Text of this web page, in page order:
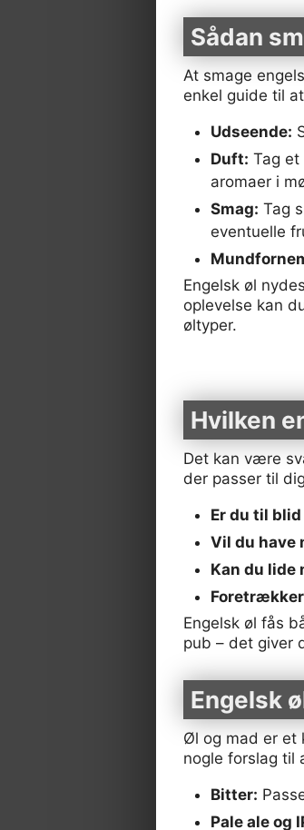
Sådan
At smage
enkel guide til
Udseende:
Duft: Tag
aromaer i
Smag: Tag
eventuelle
Engelsk øl
oplevelse kan
øltyper.
Hvilken
Det kan være
der passer til
Er du til
Vil du have
Kan du lide
Engelsk øl fås
pub – det giver
Engelsk
Øl og mad er et
nogle forslag til
Bitter:
Pale ale og